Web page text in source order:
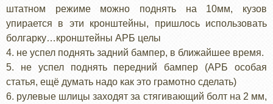
штатном режиме можно поднять на 10мм, кузов
упирается в эти кронштейны, пришлось использовать
болгарку…кронштейны АРБ целы
4. не успел поднять задний бампер, в ближайшее время.
5. не успел поднять передний бампер (АРБ особая
статья, ещё думать надо как это грамотно сделать)
6. рулевые шлицы заходят за стягивающий болт на 2 мм,